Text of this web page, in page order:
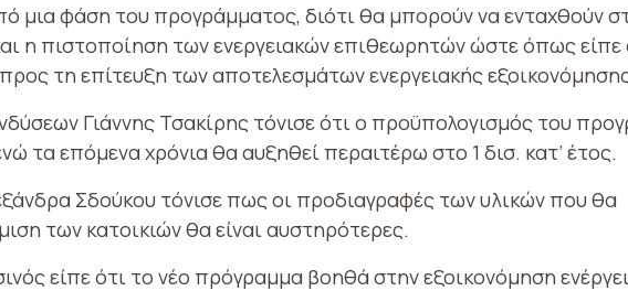
μια φάση του προγράμματος, διότι θα μπορούν να ενταχθούν
η πιστοποίηση των ενεργειακών επιθεωρητών ώστε όπως
τη επίτευξη των αποτελεσμάτων ενεργειακής
Γιάννης Τσακίρης τόνισε ότι ο προϋπολογισμός του
τα επόμενα χρόνια θα αυξηθεί περαιτέρω στο 1 δισ. κατ’ έτος.
Σδούκου τόνισε πως οι προδιαγραφές των υλικών που θα
των κατοικιών θα είναι αυστηρότερες.
είπε ότι το νέο πρόγραμμα βοηθά στην εξοικονόμηση